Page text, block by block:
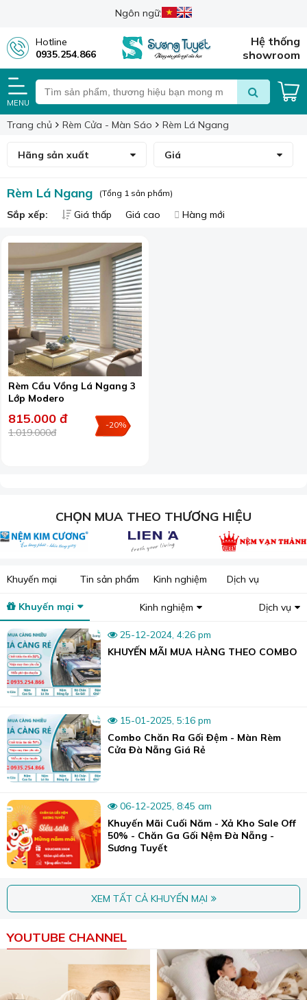
Ngôn ngữ:
Hotline
0935.254.866
Hệ thống
showroom
MENU
Trang chủ Rèm Cửa - Màn Sáo Rèm Lá Ngang
Hãng sản xuất Giá
Rèm Lá Ngang (Tổng 1 sản phẩm)
Sắp xếp: Giá thấp Giá cao Hàng mới
Rèm Cầu Vồng Lá Ngang 3
Lớp Modero
815.000 đ
1.019.000đ
-20%
CHỌN MUA THEO THƯƠNG HIỆU
Khuyến mại Tin sản phẩm Kinh nghiệm Dịch vụ
Khuyến mại Kinh nghiệm Dịch vụ
25-12-2024, 4:26 pm
KHUYẾN MÃI MUA HÀNG THEO COMBO
15-01-2025, 5:16 pm
Combo Chăn Ra Gối Đệm - Màn Rèm
Cửa Đà Nẵng Giá Rẻ
06-12-2025, 8:45 am
Khuyến Mãi Cuối Năm - Xả Kho Sale Off
50% - Chăn Ga Gối Nệm Đà Nẵng -
Sương Tuyết
XEM TẤT CẢ KHUYẾN MẠI
YOUTUBE CHANNEL